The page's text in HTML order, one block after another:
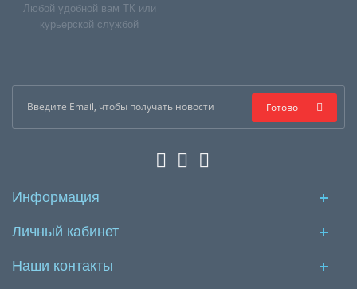
Любой удобной вам ТК или
курьерской службой
Готово
Информация
Личный кабинет
Наши контакты